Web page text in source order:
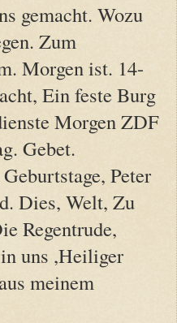
gemacht. Wozu
Zum
Morgen ist. 14-
Ein feste Burg
Morgen ZDF
Gebet.
Peter
Dies, Welt, Zu
Regentrude,
uns ,Heiliger
meinem